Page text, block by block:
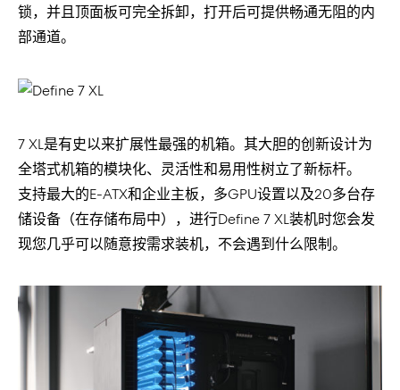
锁，并且顶面板可完全拆卸，打开后可提供畅通无阻的内
部通道。
7 XL是有史以来扩展性最强的机箱。其大胆的创新设计为
全塔式机箱的模块化、灵活性和易用性树立了新标杆。
支持最大的E-ATX和企业主板，多GPU设置以及20多台存
储设备（在存储布局中），进行Define 7 XL装机时您会发
现您几乎可以随意按需求装机，不会遇到什么限制。